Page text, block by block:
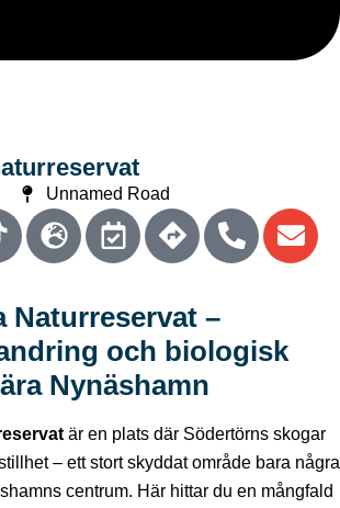
Unnamed Road
Naturreservat –
och biologisk
Nynäshamn
är en plats där Södertörns skogar
– ett stort skyddat område bara några
centrum. Här hittar du en mångfald